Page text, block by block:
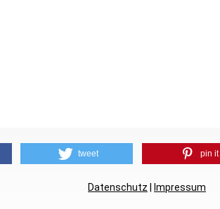
tweet pin it
Datenschutz Impressum